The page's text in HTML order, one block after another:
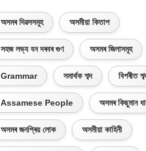
অসমৰ দিৱসসমূহ অসমীয়া কিতাপ
সহজ লভ্য বন দৰবৰ গুণ অসমৰ জিলাসমূহ
Grammar সমাৰ্থক শব্দ বিপৰীত
Assamese People অসমৰ কিছুমান
অসমৰ জনপ্ৰিয় লোক অসমীয়া কাহিনী